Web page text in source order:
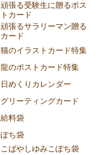
頑張る受験生に贈るポス
トカード
頑張るサラリーマン贈る
カード
猫のイラストカード特集
龍のポストカード特集
日めくりカレンダー
グリーティングカード
給料袋
ぽち袋
こばやしゆみこぽち袋